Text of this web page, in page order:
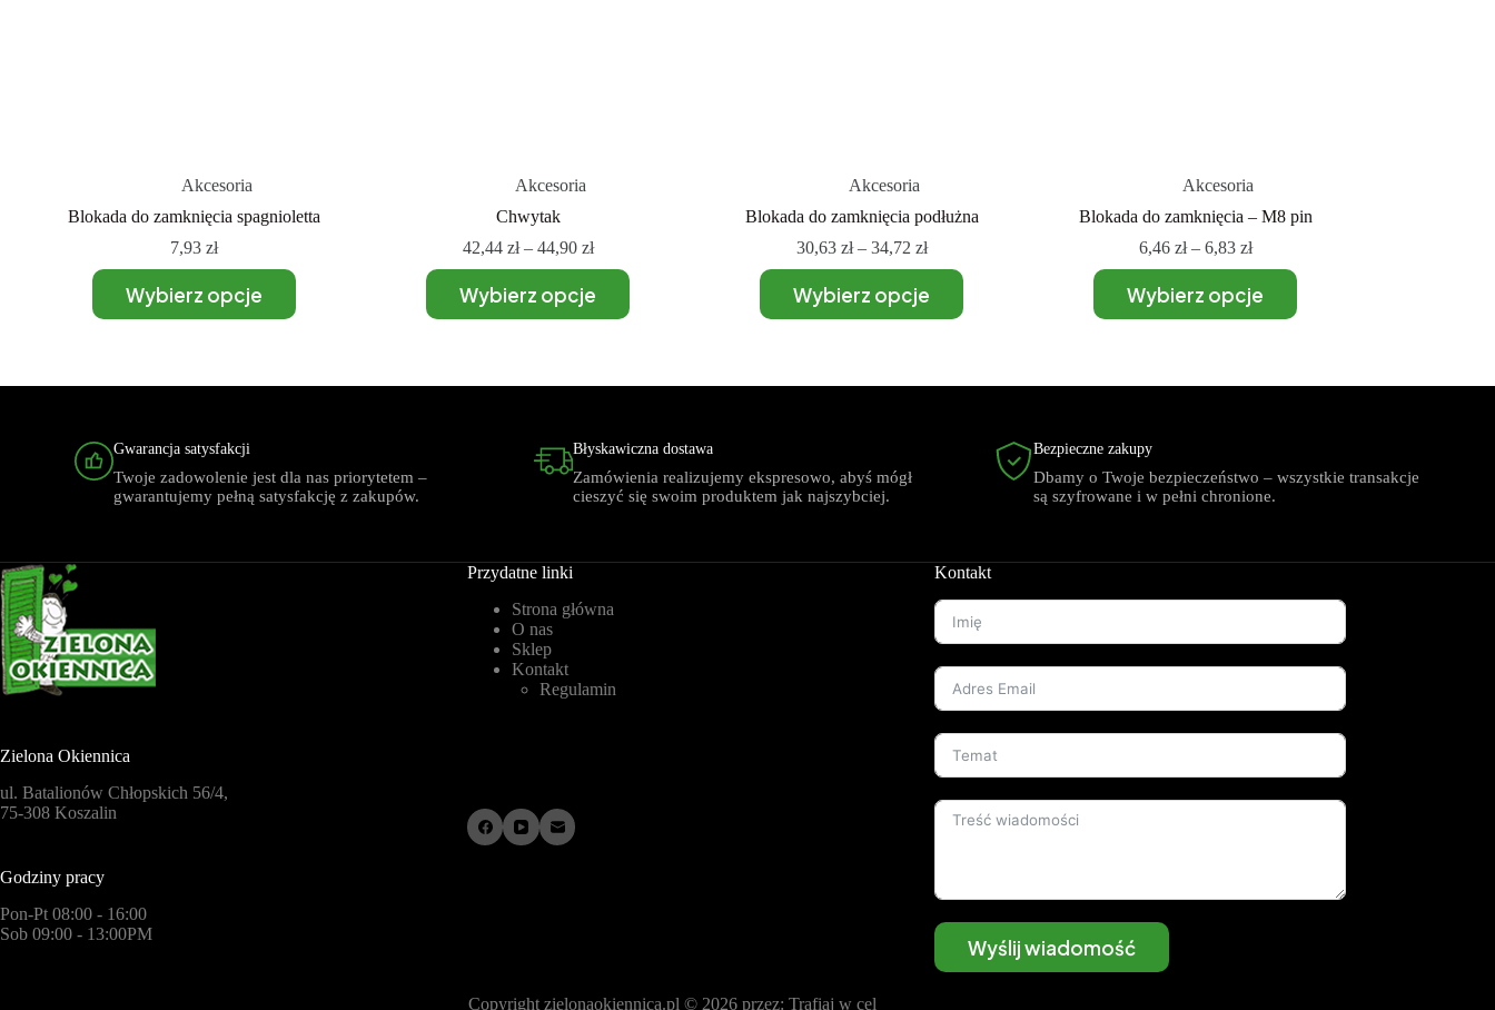
Akcesoria
Blokada do zamknięcia spagnioletta
7,93zł
Wybierz opcje
Akcesoria
Chwytak
42,44 zł– 44,90 zł
Wybierz opcje
Akcesoria
Blokada do zamknięcia podłużna
30,63 zł– 34,72 zł
Wybierz opcje
Akcesoria
Blokada do zamknięcia – M8 pin
6,46 zł– 6,83 zł
Wybierz opcje
Gwarancja satysfakcji
Twoje zadowolenie jest dla nas priorytetem –
gwarantujemy pełną satysfakcję z zakupów.
Błyskawiczna dostawa
Zamówienia realizujemy ekspresowo, abyś mógł
cieszyć się swoim produktem jak najszybciej.
Bezpieczne zakupy
Dbamy o Twoje bezpieczeństwo – wszystkie transakcje
są szyfrowane i w pełni chronione.
Zielona Okiennica
ul. Batalionów Chłopskich 56/4,
75-308 Koszalin
Godziny pracy
Pon-Pt 08:00 - 16:00
Sob 09:00 - 13:00PM
Przydatne linki
Strona główna
O nas
Sklep
Kontakt
Regulamin
Kontakt
Wyślij wiadomość
Copyrightzielonaokiennica.pl © 2026 przez:Trafiaj w cel